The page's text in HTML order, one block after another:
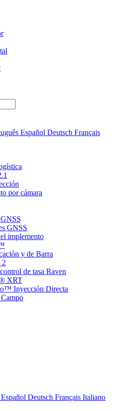
Español Deutsch Français
por cámara
GNSS
implemento
y de Barra
de tasa Raven
XRT
Inyección Directa
Español Deutsch Français Italiano